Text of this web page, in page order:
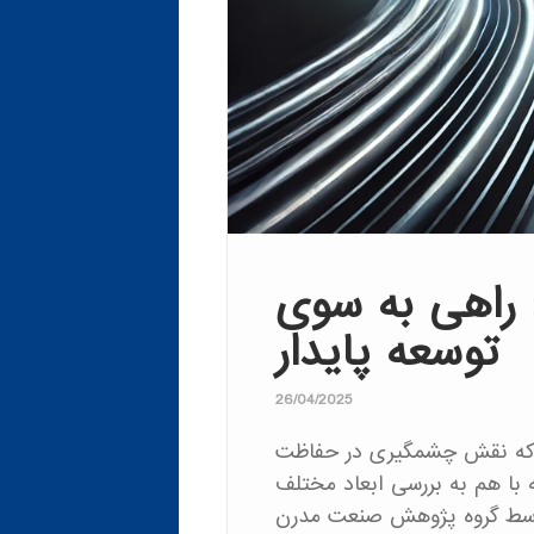
راهی به سوی
توسعه پایدار
26/04/2025
که نقش چشمگیری در حفاظت
هم به بررسی ابعاد مختلف
گروه پژوهش صنعت مدرن